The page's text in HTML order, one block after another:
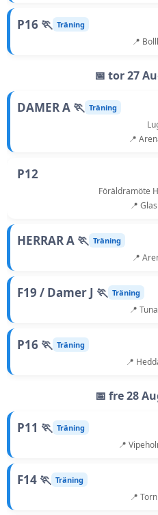
P16 🏃 Träning
📍
📅 tor 27
DAMER A 🏃 Träning
📍
P12
Föräldramöte
📍
HERRAR A 🏃 Träning
📍
F19 / Damer J 🏃 Träning
📍
P16 🏃 Träning
📍
📅 fre 28
P11 🏃 Träning
📍
F14 🏃 Träning
📍